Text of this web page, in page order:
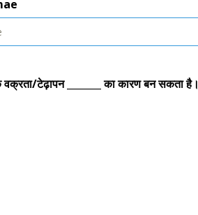
टेढ़ापन _______ का कारण बन सकता है।